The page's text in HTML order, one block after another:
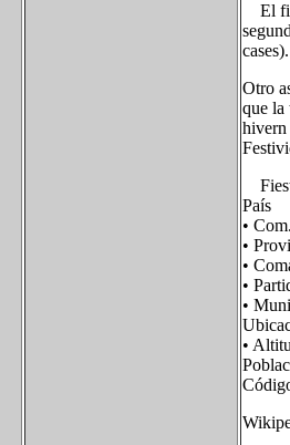
El
cases).
Otro
que la
País
•
•
•
•
•
•